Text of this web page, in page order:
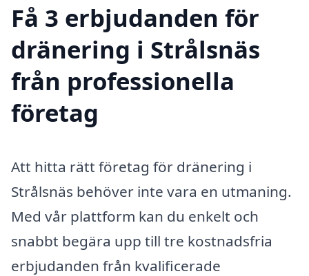
Få 3 erbjudanden för
dränering i Strålsnäs
från professionella
företag
Att hitta rätt företag för dränering i
Strålsnäs behöver inte vara en utmaning.
Med vår plattform kan du enkelt och
snabbt begära upp till tre kostnadsfria
erbjudanden från kvalificerade